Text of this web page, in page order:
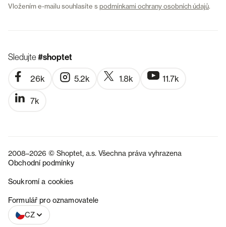
Vložením e-mailu souhlasíte spodmínkami ochrany osobních údajů.
Sledujte#shoptet
26k 5.2k 1.8k 11.7k
7k
2008–2026 © Shoptet, a.s. Všechna práva vyhrazena
Obchodní podmínky
Soukromí a cookies
Formulář pro oznamovatele
CZ